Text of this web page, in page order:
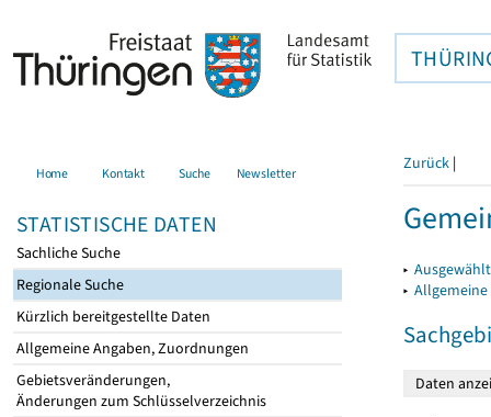
Home Kontakt Suche Newsletter
STATISTISCHE DATEN
Sachliche Suche
Regionale Suche
Kürzlich bereitgestellte Daten
Allgemeine Angaben, Zuordnungen
Gebietsveränderungen,
Änderungen zum Schlüsselverzeichnis
Zurück |
▸
▸